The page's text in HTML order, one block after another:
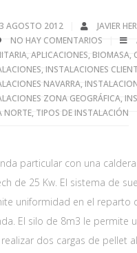
AGOSTO 2012
JAVIER
NO HAY COMENTARIOS
, APLICACIONES, BIOMASA,
, INSTALACIONES
NAVARRA,
ZONA GEOGRÁFICA,
NORTE, TIPOS DE INSTALACIÓN
particular con una
de 25 Kw. El sistema de
uniformidad en el reparto
El silo de 8m3 le permite
dos cargas de pellet